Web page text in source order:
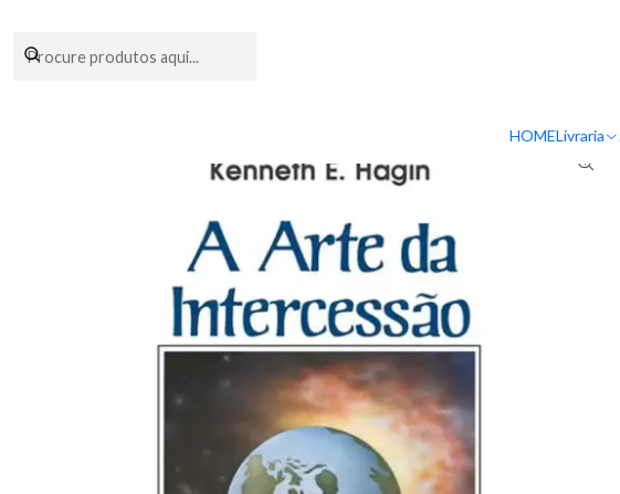
HOMELivraria